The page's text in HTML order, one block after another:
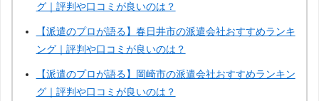
グ｜評判や口コミが良いのは？
【派遣のプロが語る】春日井市の派遣会社おすすめランキ
ング｜評判や口コミが良いのは？
【派遣のプロが語る】岡崎市の派遣会社おすすめランキン
グ｜評判や口コミが良いのは？